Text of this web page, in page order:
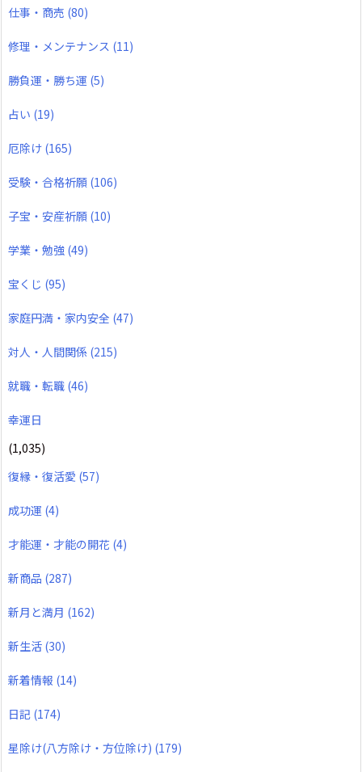
仕事・商売 (80)
修理・メンテナンス (11)
勝負運・勝ち運 (5)
占い (19)
厄除け (165)
受験・合格祈願 (106)
子宝・安産祈願 (10)
学業・勉強 (49)
宝くじ (95)
家庭円満・家内安全 (47)
対人・人間関係 (215)
就職・転職 (46)
幸運日
(1,035)
復縁・復活愛 (57)
成功運 (4)
才能運・才能の開花 (4)
新商品 (287)
新月と満月 (162)
新生活 (30)
新着情報 (14)
日記 (174)
星除け(八方除け・方位除け) (179)